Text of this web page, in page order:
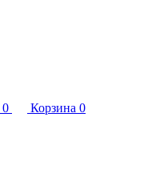
0 Корзина 0